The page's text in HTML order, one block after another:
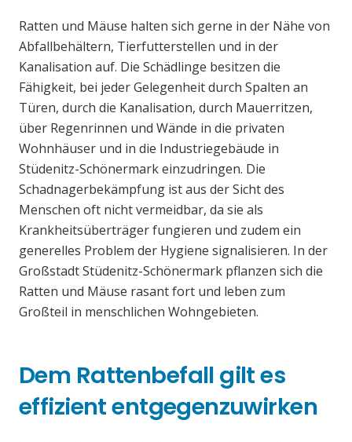
Ratten und Mäuse halten sich gerne in der Nähe von
Abfallbehältern, Tierfutterstellen und in der
Kanalisation auf. Die Schädlinge besitzen die
Fähigkeit, bei jeder Gelegenheit durch Spalten an
Türen, durch die Kanalisation, durch Mauerritzen,
über Regenrinnen und Wände in die privaten
Wohnhäuser und in die Industriegebäude in
Stüdenitz-Schönermark einzudringen. Die
Schadnagerbekämpfung ist aus der Sicht des
Menschen oft nicht vermeidbar, da sie als
Krankheitsüberträger fungieren und zudem ein
generelles Problem der Hygiene signalisieren. In der
Großstadt Stüdenitz-Schönermark pflanzen sich die
Ratten und Mäuse rasant fort und leben zum
Großteil in menschlichen Wohngebieten.
Dem Rattenbefall gilt es
effizient entgegenzuwirken